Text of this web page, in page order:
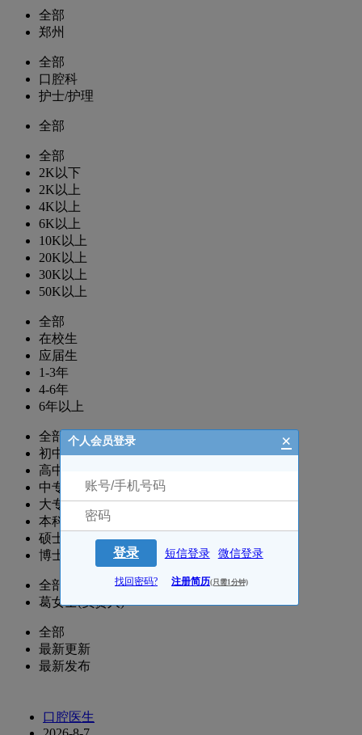
全部
郑州
全部
口腔科
护士/护理
全部
全部
2K以下
2K以上
4K以上
6K以上
10K以上
20K以上
30K以上
50K以上
全部
在校生
应届生
1-3年
4-6年
6年以上
全部
初中
高中
中专
大专
本科
硕士
博士
全部
葛女士(负责人)
全部
最新更新
最新发布
口腔医生
个人会员登录 ×
登录 短信登录 微信登录
找回密码? 注册简历(只需1分钟)